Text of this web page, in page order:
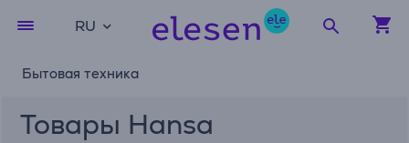
RU
Бытовая техника
Товары Hansa